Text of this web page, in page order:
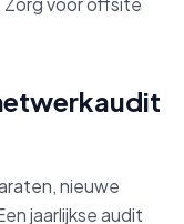
nieuwe
jaarlijkse audit